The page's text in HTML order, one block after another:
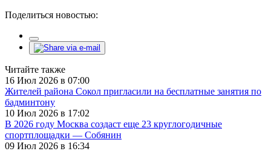
Поделиться новостью:
Читайте также
16 Июл 2026 в 07:00
Жителей района Сокол пригласили на бесплатные занятия по
бадминтону
10 Июл 2026 в 17:02
В 2026 году Москва создаст еще 23 круглогодичные
спортплощадки — Собянин
09 Июл 2026 в 16:34